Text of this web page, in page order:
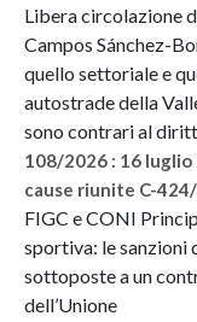
Libera circolazione
Campos Sánchez-
quello settoriale e
autostrade della
sono contrari al
108/2026 : 16
cause riunite C-
FIGC e CONI
sportiva: le sanzioni
sottoposte a un
dell’Unione